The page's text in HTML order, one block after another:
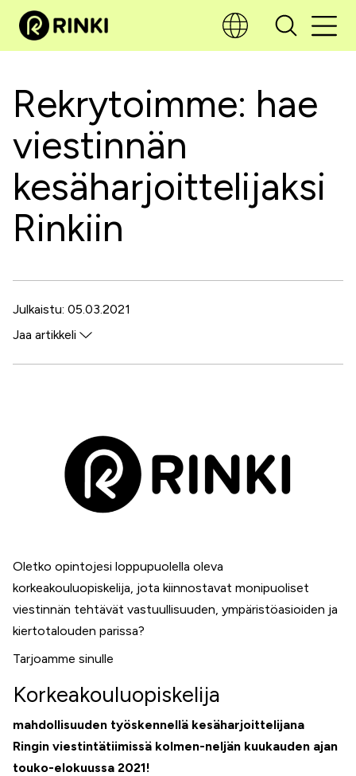
Rekrytoimme: hae
viestinnän
kesäharjoittelijaksi
Rinkiin
Julkaistu: 05.03.2021
Jaa artikkeli
Facebook
Oletko opintojesi loppupuolella oleva
korkeakouluopiskelija, jota kiinnostavat monipuoliset
viestinnän tehtävät vastuullisuuden, ympäristöasioiden ja
kiertotalouden parissa?
Tarjoamme sinulle
Korkeakouluopiskelija
mahdollisuuden työskennellä kesäharjoittelijana
Ringin viestintätiimissä kolmen-neljän kuukauden ajan
touko-elokuussa 2021!